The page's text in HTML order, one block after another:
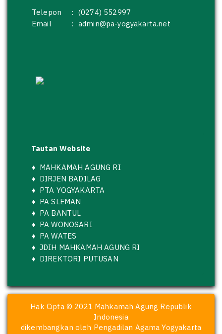
Telepon
: (0274) 552997
Email
: admin@pa-yogyakarta.net
Tautan Website
♦ MAHKAMAH AGUNG RI
♦ DIRJEN BADILAG
♦ PTA YOGYAKARTA
♦ PA SLEMAN
♦ PA BANTUL
♦ PA WONOSARI
♦ PA WATES
♦ JDIH MAHKAMAH AGUNG RI
♦ DIREKTORI PUTUSAN
Hak Cipta © 2021 Mahkamah Agung Republik
Indonesia
dikembangkan oleh Pengadilan Agama Yogyakarta